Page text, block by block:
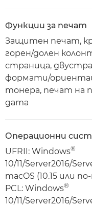
Функции за печат
Защитен печат,
горен/долен
страница,
формати/
тонера, печат на
дата
Операционни
UFRII: Windows®
10/11/Server2016/
macOS (10.15 или
PCL: Windows®
10/11/Server2016/